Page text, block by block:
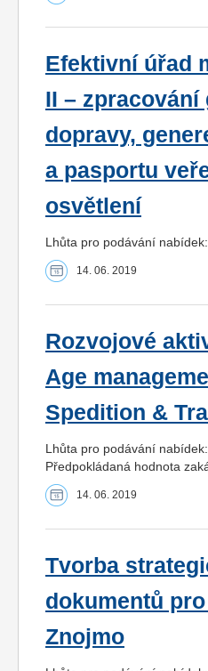
Efektivní úřad
II – zpracování
dopravy,
a pasportu
osvětlení
Lhůta pro podávání
14. 06. 2019
Rozvojové
Age
Spedition &
Lhůta pro podávání
Předpokládaná hodnota
14. 06. 2019
Tvorba
dokumentů
Znojmo